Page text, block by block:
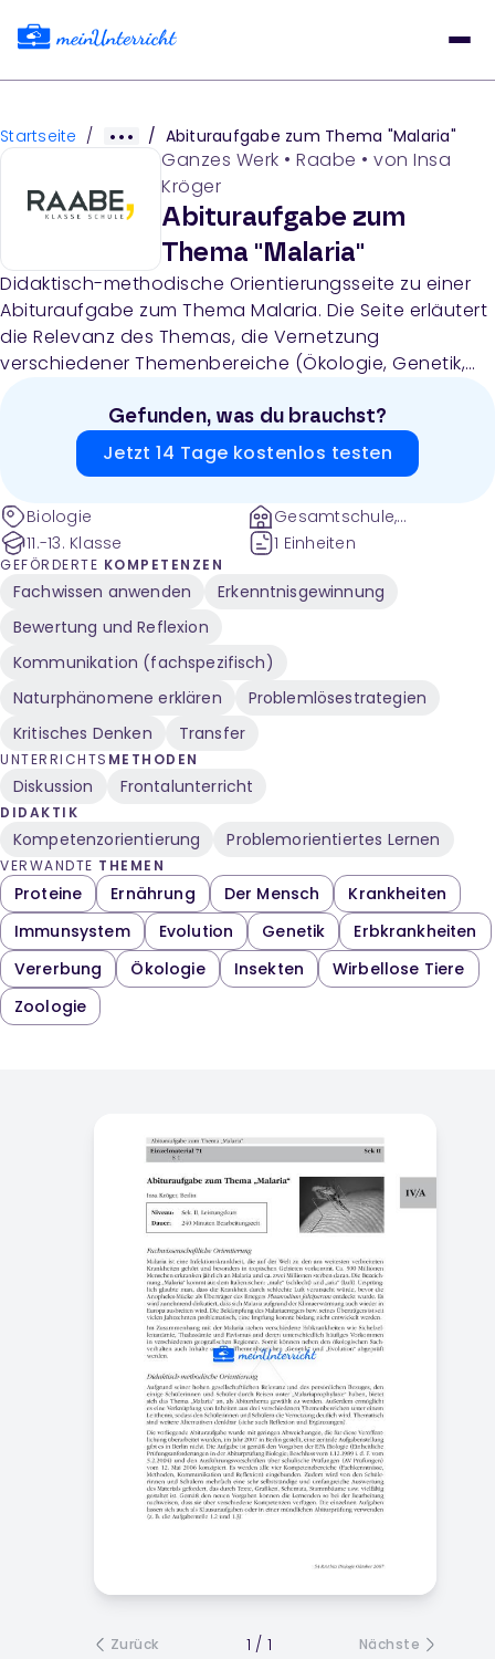
Startseite / / Abituraufgabe zum Thema "Malaria"
Ganzes Werk • Raabe • von Insa
Kröger
Abituraufgabe zum
Thema "Malaria"
Didaktisch-methodische Orientierungsseite zu einer
Abituraufgabe zum Thema Malaria. Die Seite erläutert
die Relevanz des Themas, die Vernetzung
verschiedener Themenbereiche (Ökologie, Genetik,
EPA-Vorgaben mit Fokus auf Kompetenzbereiche und
selbstständige Schülerarbeit.
Gefunden, was du brauchst?
Jetzt 14 Tage kostenlos testen
Biologie
11.-13. Klasse
Gesamtschule,
Gymnasium
1 Einheiten
GEFÖRDERTE KOMPETENZEN
Fachwissen anwenden
Erkenntnisgewinnung
Bewertung und Reflexion
Kommunikation (fachspezifisch)
Naturphänomene erklären
Problemlösestrategien
Kritisches Denken
Transfer
UNTERRICHTS METHODEN
Diskussion Frontalunterricht
DIDAKTIK
Kompetenzorientierung Problemorientiertes Lernen
VERWANDTE THEMEN
Proteine Ernährung Der Mensch
Krankheiten
Immunsystem
Evolution Genetik
Erbkrankheiten
Vererbung
Ökologie Insekten
Wirbellose Tiere
Zoologie
Zurück 1 / 1 Nächste